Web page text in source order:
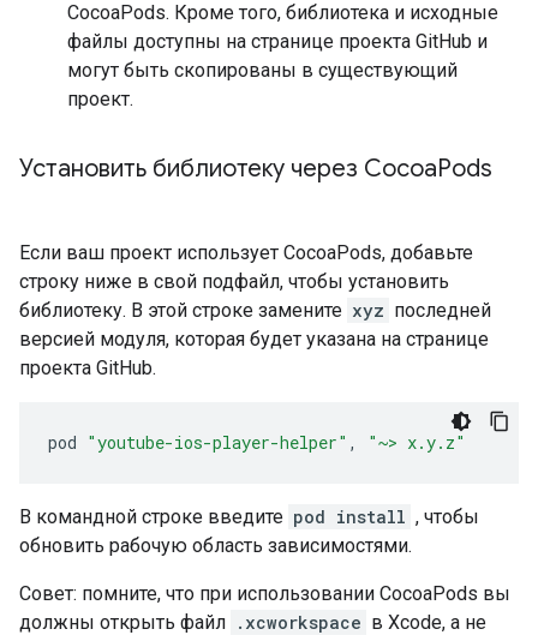
CocoaPods. Кроме того, библиотека и исходные
файлы доступны на странице проекта GitHub и
могут быть скопированы в существующий
проект.
Установить библиотеку через CocoaPods
Если ваш проект использует CocoaPods, добавьте
строку ниже в свой подфайл, чтобы установить
библиотеку. В этой строке замените xyz последней
версией модуля, которая будет указана на странице
проекта GitHub.
pod "youtube-ios-player-helper" , "~> x.y.z"
В командной строке введите pod install , чтобы
обновить рабочую область зависимостями.
Совет: помните, что при использовании CocoaPods вы
должны открыть файл .xcworkspace в Xcode, а не